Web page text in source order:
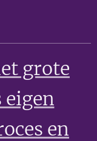
grote
eigen
en